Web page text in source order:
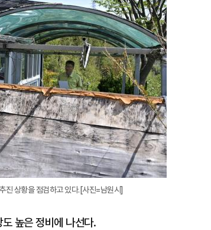
대
진 상황을 점검하고 있다.[사진=남원시]
높은 정비에 나선다.